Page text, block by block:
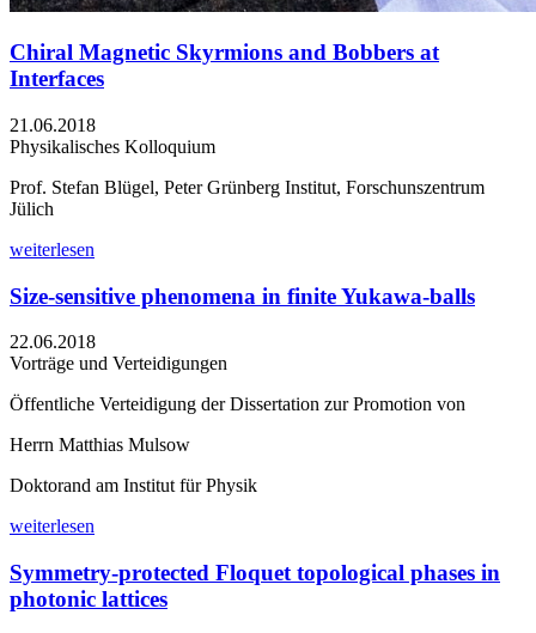
Chiral Magnetic Skyrmions and Bobbers at
Interfaces
21.06.2018
Physikalisches Kolloquium
Prof. Stefan Blügel, Peter Grünberg Institut, Forschunszentrum
Jülich
weiterlesen
Size-sensitive phenomena in finite Yukawa-balls
22.06.2018
Vorträge und Verteidigungen
Öffentliche Verteidigung der Dissertation zur Promotion von
Herrn Matthias Mulsow
Doktorand am Institut für Physik
weiterlesen
Symmetry-protected Floquet topological phases in
photonic lattices